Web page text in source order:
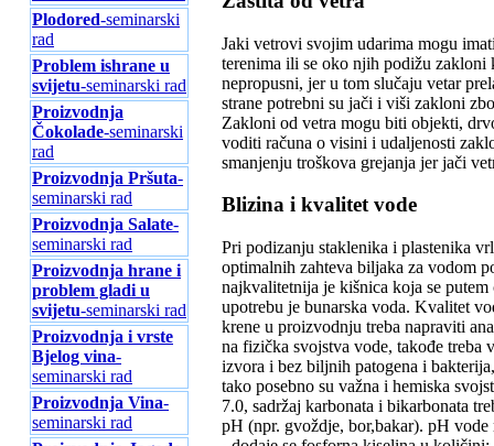
Plodored-seminarski
rad
Problem ishrane u
svijetu-seminarski rad
Proizvodnja
Čokolade-seminarski
rad
Proizvodnja Pršuta-
seminarski rad
Proizvodnja Salate-
seminarski rad
Proizvodnja hrane i
problem gladi u
svijetu-seminarski rad
Proizvodnja i vrste
Bjelog vina-
seminarski rad
Proizvodnja Vina-
seminarski rad
Jaki vetrovi svojim udarima mogu
terenima ili se oko njih podižu
nepropusni, jer u tom slučaju vetar
strane potrebni su jači i viši zakloni
Zakloni od vetra mogu biti objekti,
voditi računa o visini i udaljenosti
smanjenju troškova grejanja jer jači
Blizina i kvalitet vode
Pri podizanju staklenika i plastenika
optimalnih zahteva biljaka za vodom
najkvalitetnija je kišnica koja se
upotrebu je bunarska voda. Kvalitet
krene u proizvodnju treba napraviti
na fizička svojstva vode, takođe treba
izvora i bez biljnih patogena i
tako posebno su važna i hemiska
7.0, sadržaj karbonata i bikarbonata
pH (npr. gvoždje, bor,bakar). pH vode